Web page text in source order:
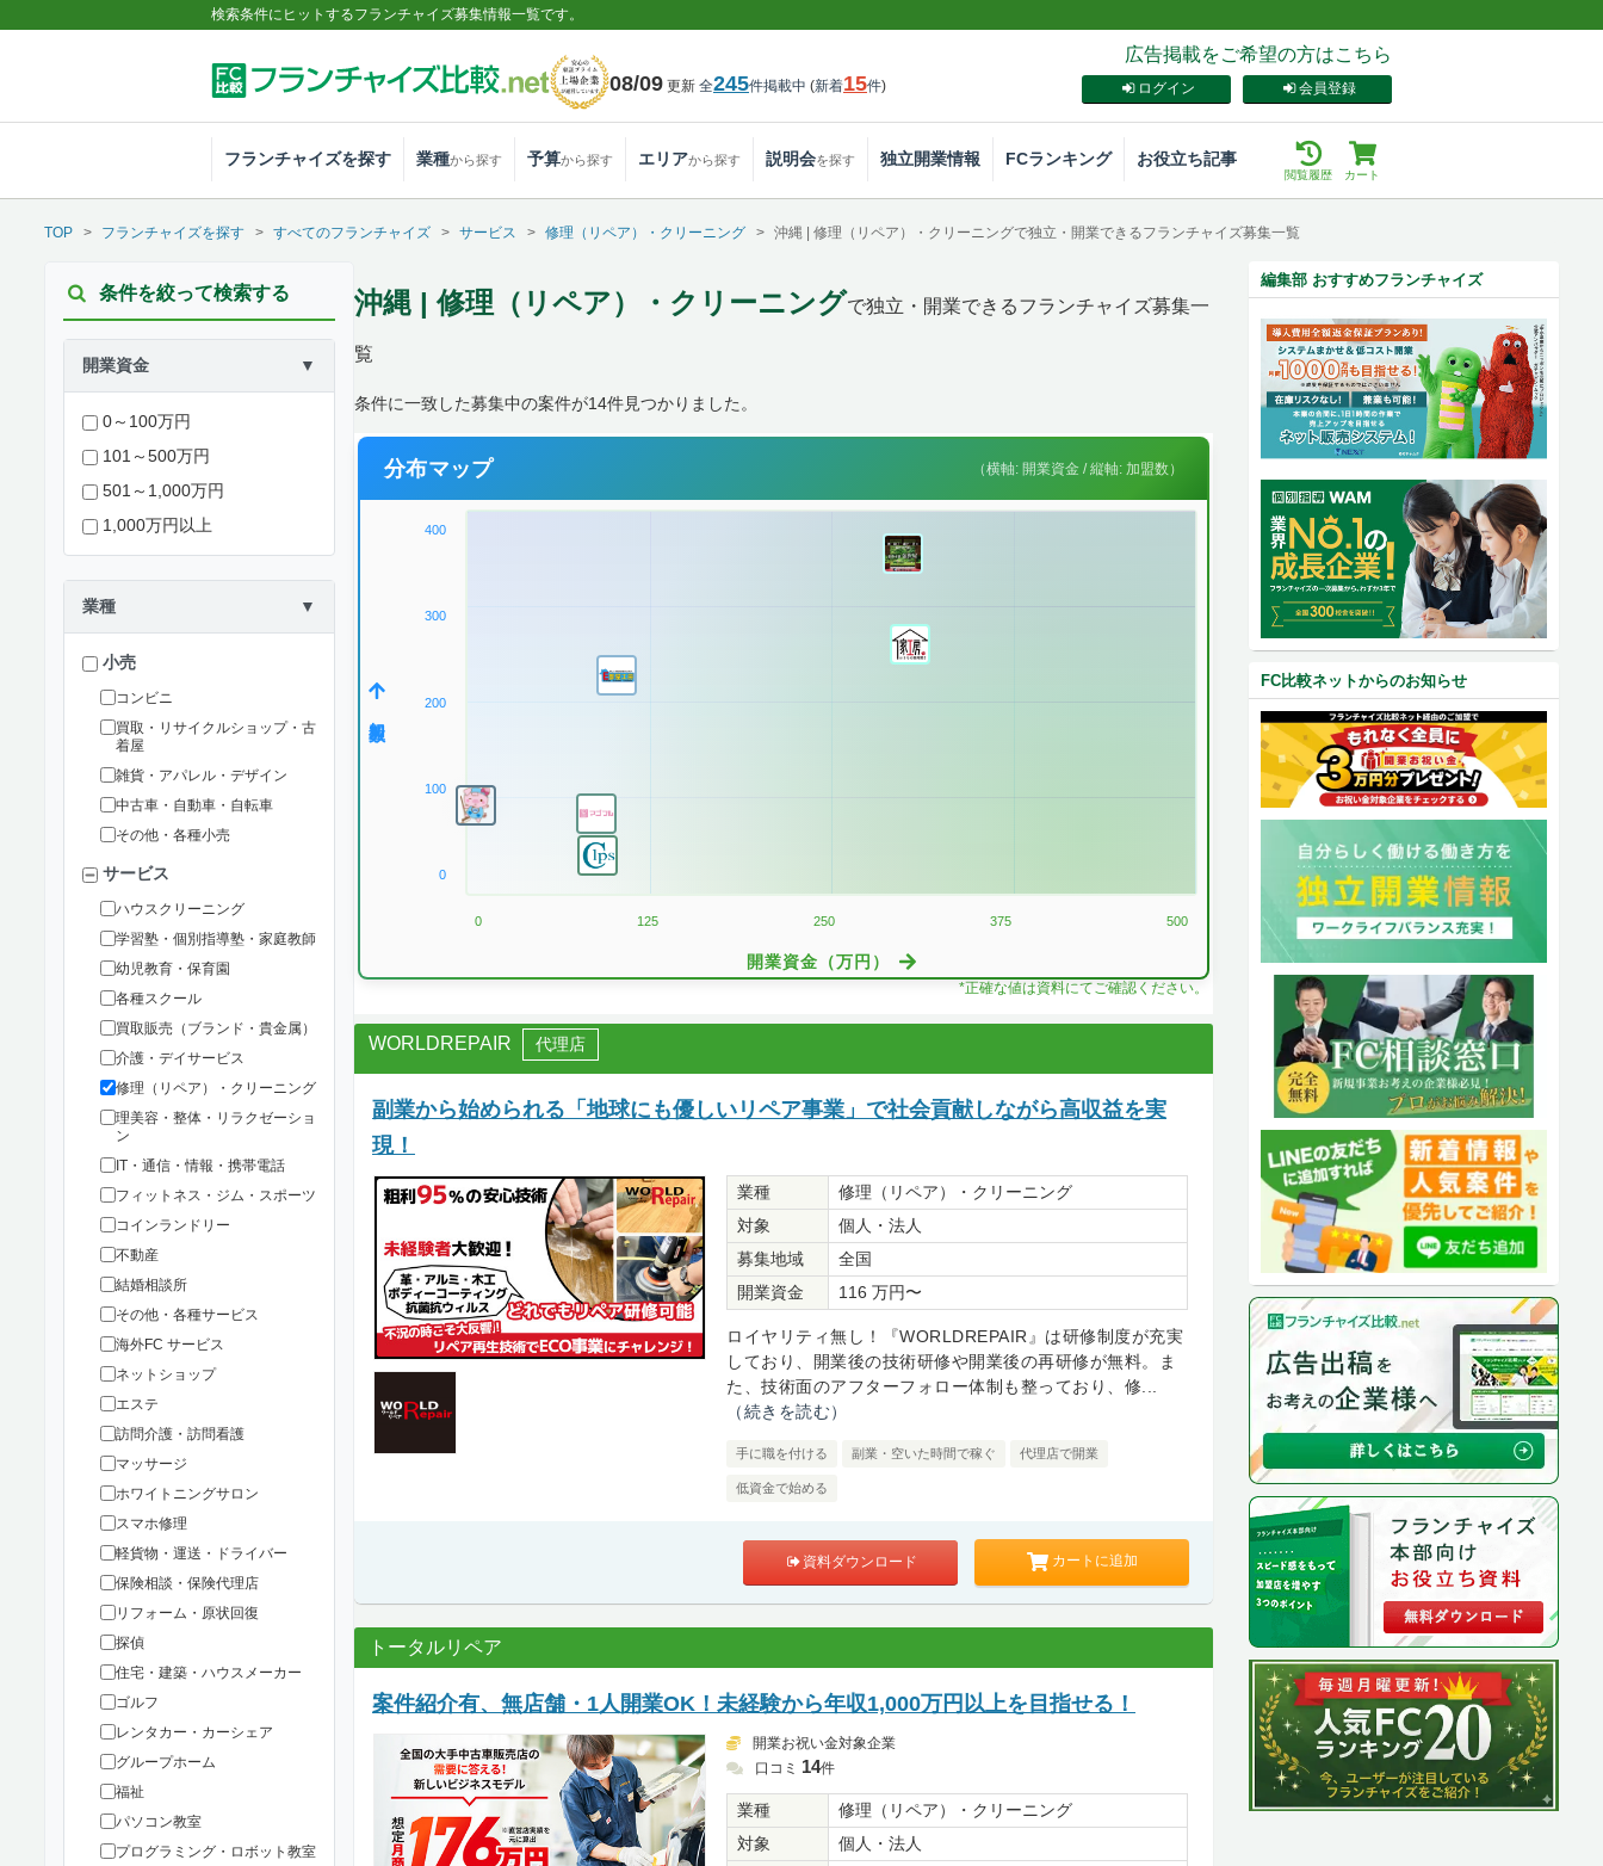
検索条件にヒットするフランチャイズ募集情報一覧です。
08/09 更新 全245件掲載中 (新着15件)
広告掲載をご希望の方はこちら
会員登録
ログイン
フランチャイズを探す 業種から探す 予算から探す エリアから探す 説明会を探す 独立開業情報 FCランキング お役立ち記事
カート
閲覧履歴
TOP フランチャイズを探す すべてのフランチャイズ サービス 修理（リペア）・クリーニング 沖縄 | 修理（リペア）・クリーニングで独立・開業できるフランチャイズ募集一覧
条件を絞って検索する
開業資金 ▼
0～100万円
101～500万円
501～1,000万円
1,000万円以上
業種 ▼
小売
コンビニ
買取・リサイクルショップ・古
着屋
雑貨・アパレル・デザイン
中古車・自動車・自転車
その他・各種小売
サービス
ハウスクリーニング
学習塾・個別指導塾・家庭教師
幼児教育・保育園
各種スクール
買取販売（ブランド・貴金属）
介護・デイサービス
修理（リペア）・クリーニング
理美容・整体・リラクゼーショ
ン
IT・通信・情報・携帯電話
フィットネス・ジム・スポーツ
コインランドリー
不動産
結婚相談所
その他・各種サービス
海外FC サービス
ネットショップ
エステ
訪問介護・訪問看護
マッサージ
ホワイトニングサロン
スマホ修理
軽貨物・運送・ドライバー
保険相談・保険代理店
リフォーム・原状回復
探偵
住宅・建築・ハウスメーカー
ゴルフ
レンタカー・カーシェア
グループホーム
福祉
パソコン教室
プログラミング・ロボット教室
沖縄 | 修理（リペア）・クリーニングで独立・開業できるフランチャイズ募集一
覧
条件に一致した募集中の案件が14件見つかりました。
分布マップ （横軸: 開業資金 / 縦軸: 加盟数）
400
300
200
100
0
0 125 250 375 500
開業資金（万円）
*正確な値は資料にてご確認ください。
WORLDREPAIR 代理店
副業から始められる「地球にも優しいリペア事業」で社会貢献しながら高収益を実
現！
業種
修理（リペア）・クリーニング
対象
個人・法人
募集地域
全国
開業資金
116 万円〜
ロイヤリティ無し！『WORLDREPAIR』は研修制度が充実
しており、開業後の技術研修や開業後の再研修が無料。ま
た、技術面のアフターフォロー体制も整っており、修...
（続きを読む）
手に職を付ける 副業・空いた時間で稼ぐ 代理店で開業
低資金で始める
資料ダウンロード カートに追加
トータルリペア
案件紹介有、無店舗・1人開業OK！未経験から年収1,000万円以上を目指せる！
開業お祝い金対象企業
口コミ 14件
業種
修理（リペア）・クリーニング
対象
個人・法人
編集部 おすすめフランチャイズ
FC比較ネットからのお知らせ